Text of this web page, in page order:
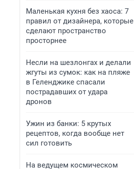
Маленькая кухня без хаоса: 7
правил от дизайнера, которые
сделают пространство
просторнее
Несли на шезлонгах и делали
жгуты из сумок: как на пляже
в Геленджике спасали
пострадавших от удара
дронов
Ужин из банки: 5 крутых
рецептов, когда вообще нет
сил готовить
На ведущем космическом